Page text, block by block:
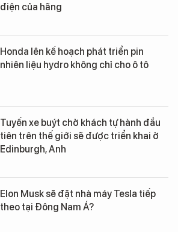
điện của hãng
Honda lên kế hoạch phát triển pin
nhiên liệu hydro không chỉ cho ô tô
Tuyến xe buýt chở khách tự hành đầu
tiên trên thế giới sẽ được triển khai ở
Edinburgh, Anh
Elon Musk sẽ đặt nhà máy Tesla tiếp
theo tại Đông Nam Á?